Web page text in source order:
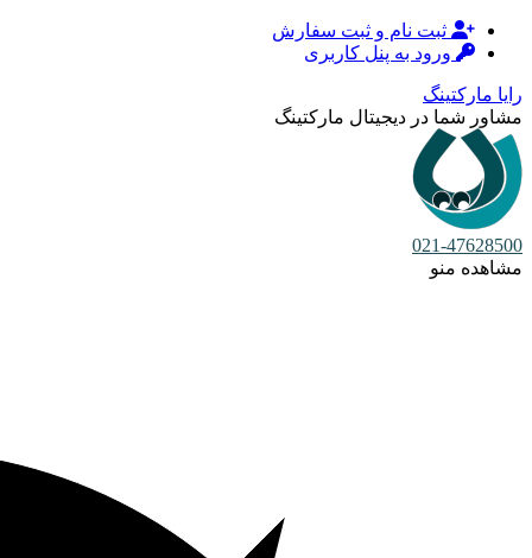
ثبت نام و ثبت سفارش
ورود به پنل کاربری
رایا مارکتینگ
مشاور شما در دیجیتال مارکتینگ
021-47628500
مشاهده منو